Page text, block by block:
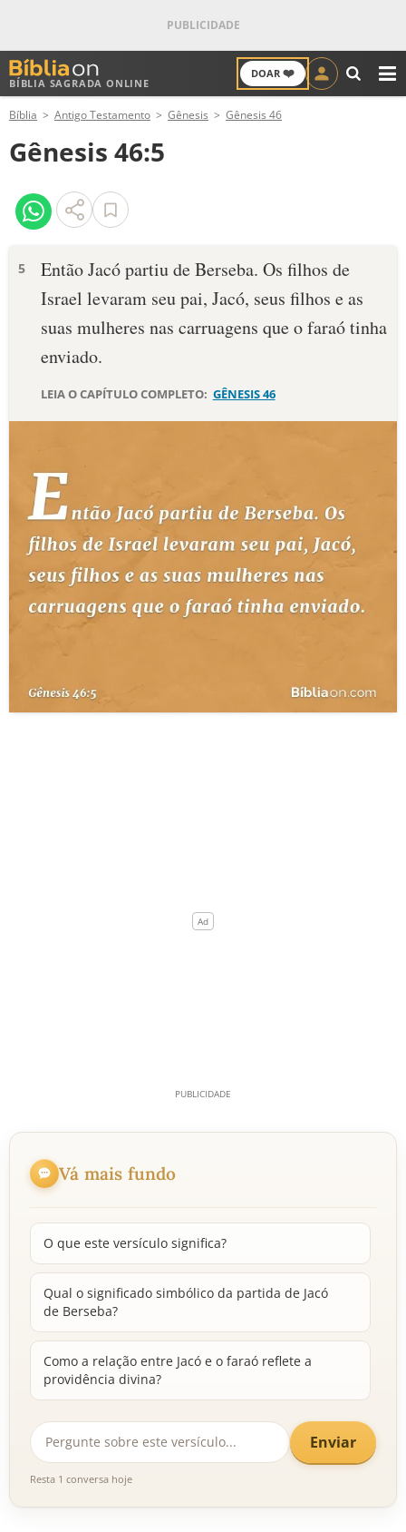
BÍBLIA SAGRADA ONLINE
DOAR ❤️
ANTIGO TESTAMENTO
NOVO TESTAMENTO
VERSÍCULOS
PALAVRA DO DIA
SALMO DO DIA
DEVOCIONAL DIÁRIO
ESTUDOS BÍBLICOS
ESBOÇOS DE PREGAÇÃO
TEMAS
PERGUNTE À BÍBLIA
QUEM SOMOS
Bíblia Antigo Testamento Gênesis Gênesis 46
Gênesis 46:5
5
Então Jacó partiu de Berseba. Os filhos de
Israel levaram seu pai, Jacó, seus filhos e as
suas mulheres nas carruagens que o faraó tinha
envia­do.
LEIA O CAPÍTULO COMPLETO: GÊNESIS 46
Vá mais fundo
O que este versículo significa?
Qual o significado simbólico da partida de Jacó
de Berseba?
Como a relação entre Jacó e o faraó reflete a
providência divina?
Enviar
Resta 1 conversa hoje